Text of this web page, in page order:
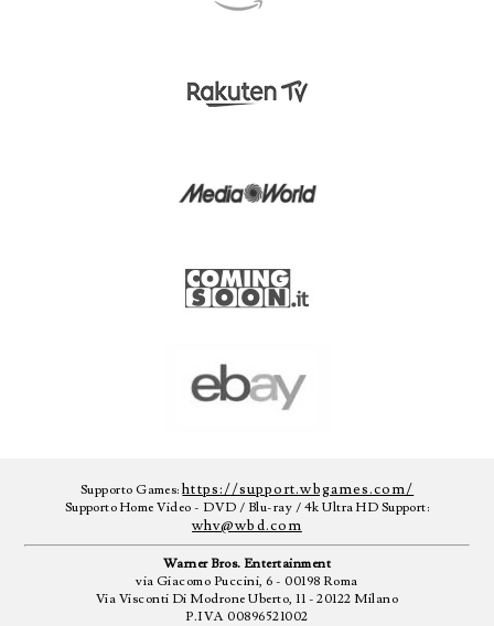
Supporto Games:https://support.wbgames.com/
Supporto Home Video - DVD / Blu-ray / 4k Ultra HD Support:
whv@wbd.com
Warner Bros. Entertainment
via Giacomo Puccini, 6 - 00198 Roma
Via Visconti Di Modrone Uberto, 11 - 20122 Milano
P.IVA 00896521002